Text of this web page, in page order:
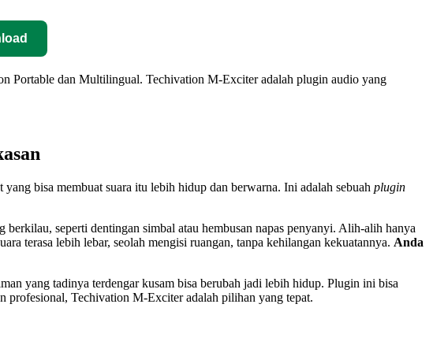
Portable dan Multilingual. Techivation M-Exciter adalah plugin audio yang
bisa membuat suara itu lebih hidup dan berwarna. Ini adalah sebuah plugin
seperti dentingan simbal atau hembusan napas penyanyi. Alih-alih hanya
terasa lebih lebar, seolah mengisi ruangan, tanpa kehilangan kekuatannya. Anda
yang tadinya terdengar kusam bisa berubah jadi lebih hidup. Plugin ini bisa
profesional, Techivation M-Exciter adalah pilihan yang tepat.